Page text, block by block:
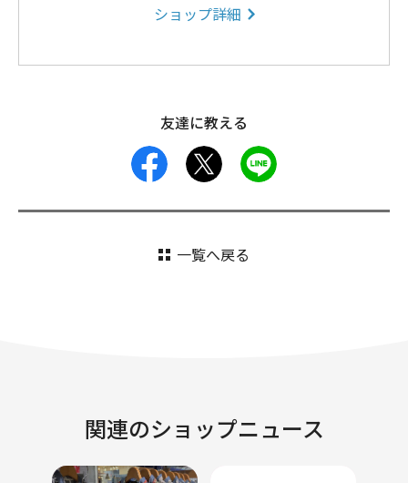
ショップ詳細
友達に教える
facebook
一覧へ戻る
関連のショップニュース